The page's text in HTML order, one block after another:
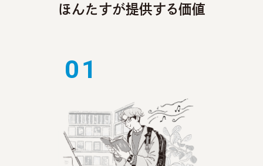
ほんたすが提供する価値